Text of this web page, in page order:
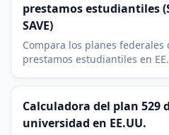
prestamos estudiantiles
SAVE)
Compara los planes
prestamos estudiantiles en
Calculadora del plan 529
universidad en EE.UU.